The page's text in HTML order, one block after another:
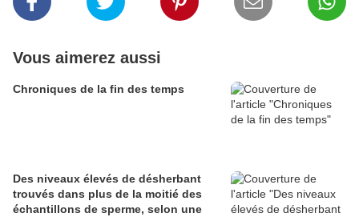
Vous aimerez aussi
Chroniques de la fin des temps
Des niveaux élevés de désherbant
trouvés dans plus de la moitié des
échantillons de sperme, selon une